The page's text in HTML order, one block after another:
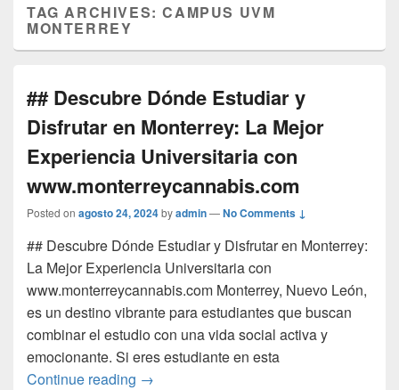
TAG ARCHIVES:CAMPUS UVM
MONTERREY
## Descubre Dónde Estudiar y
Disfrutar en Monterrey: La Mejor
Experiencia Universitaria con
www.monterreycannabis.com
Posted on agosto 24, 2024byadmin—No Comments ↓
## Descubre Dónde Estudiar y Disfrutar en Monterrey:
La Mejor Experiencia Universitaria con
www.monterreycannabis.com Monterrey, Nuevo León,
es un destino vibrante para estudiantes que buscan
combinar el estudio con una vida social activa y
emocionante. Si eres estudiante en esta
Continue reading ## Descubre Dónde Estudiar y
→